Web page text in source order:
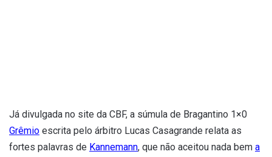
Já divulgada no site da CBF, a súmula de Bragantino 1×0
Grêmio escrita pelo árbitro Lucas Casagrande relata as
fortes palavras de Kannemann, que não aceitou nada bem a